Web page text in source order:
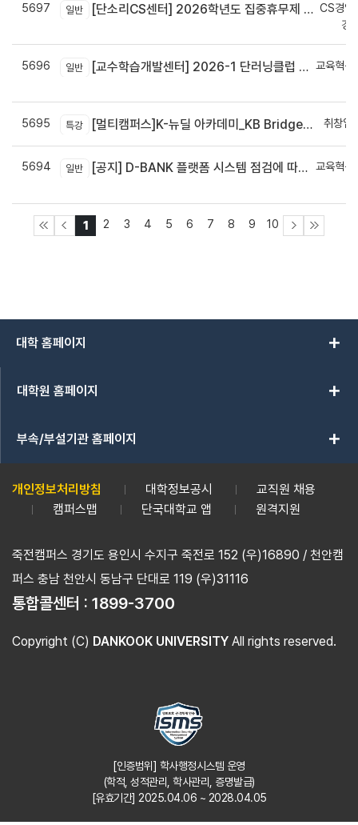
5697 일반 [단소리CS센터] 2026학년도 집중휴무제 안내 (EMS 및 이메일 발송 접수기한 : 7/24(금) 오후 12시까지)
CS경영
경
5696 일반 [교수학습개발센터] 2026-1 단러닝클럽 Best Practice 공모전 결과 안내
교육혁신
5695 특강 [멀티캠퍼스]K-뉴딜 아카데미_KB Bridge 과정 취창업
5694 일반 [공지] D-BANK 플랫폼 시스템 점검에 따른 서비스 일시 중단 안내
교육혁신
1 2 3 4 5 6 7 8 9 10
대학 홈페이지 add
대학원 홈페이지 add
부속/부설기관 홈페이지 add
개인정보처리방침 대학정보공시
교직원 채용
캠퍼스맵
단국대학교 앱 원격지원
죽전캠퍼스 경기도 용인시 수지구 죽전로 152 (우)16890 / 천안캠
퍼스 충남 천안시 동남구 단대로 119 (우)31116
통합콜센터 : 1899-3700
Copyright (C) DANKOOK UNIVERSITY All rights reserved.
[인증범위] 학사행정시스템 운영
(학적, 성적관리, 학사관리, 증명발급)
[유효기간] 2025.04.06 ~ 2028.04.05